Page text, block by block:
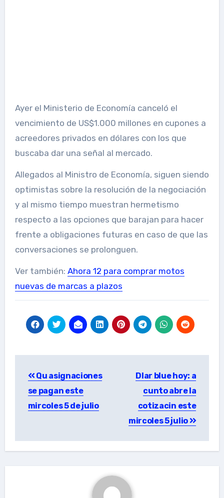
Ayer el Ministerio de Economía canceló el
vencimiento de US$1.000 millones en cupones a
acreedores privados en dólares con los que
buscaba dar una señal al mercado.
Allegados al Ministro de Economía, siguen siendo
optimistas sobre la resolución de la negociación
y al mismo tiempo muestran hermetismo
respecto a las opciones que barajan para hacer
frente a obligaciones futuras en caso de que las
conversaciones se prolonguen.
Ver también: Ahora 12 para comprar motos
nuevas de marcas a plazos
navigation
Qu asignaciones
se pagan este
mircoles 5 de julio
Dlar blue hoy: a
cunto abre la
cotizacin este
mircoles 5 julio